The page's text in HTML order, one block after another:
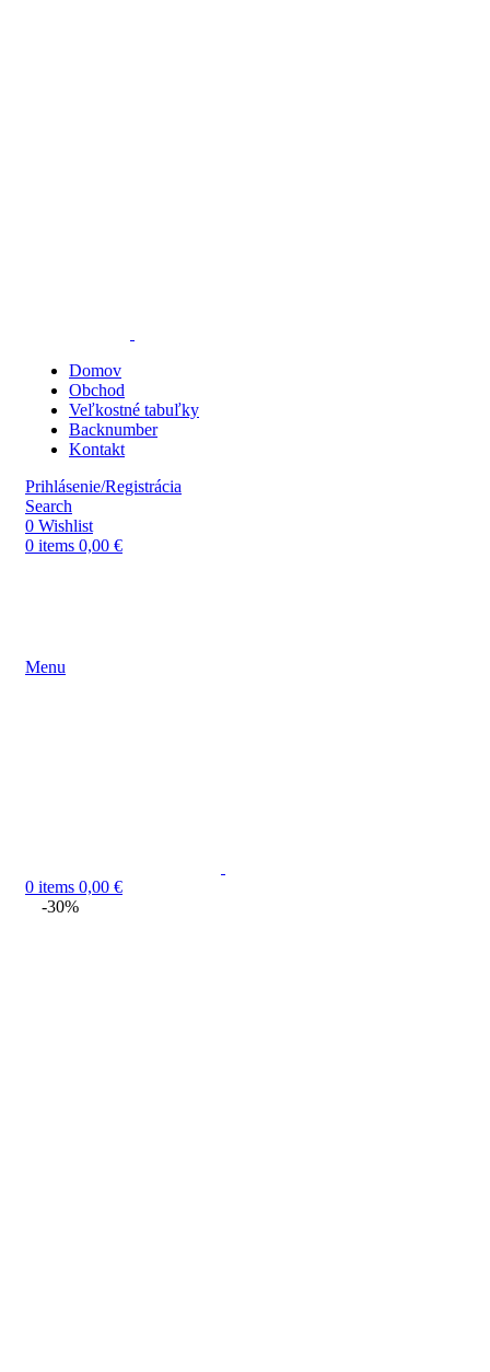
Domov
Obchod
Veľkostné tabuľky
Backnumber
Kontakt
Prihlásenie/Registrácia
Search
0 Wishlist
0 items 0,00 €
Menu
0 items 0,00 €
-30%